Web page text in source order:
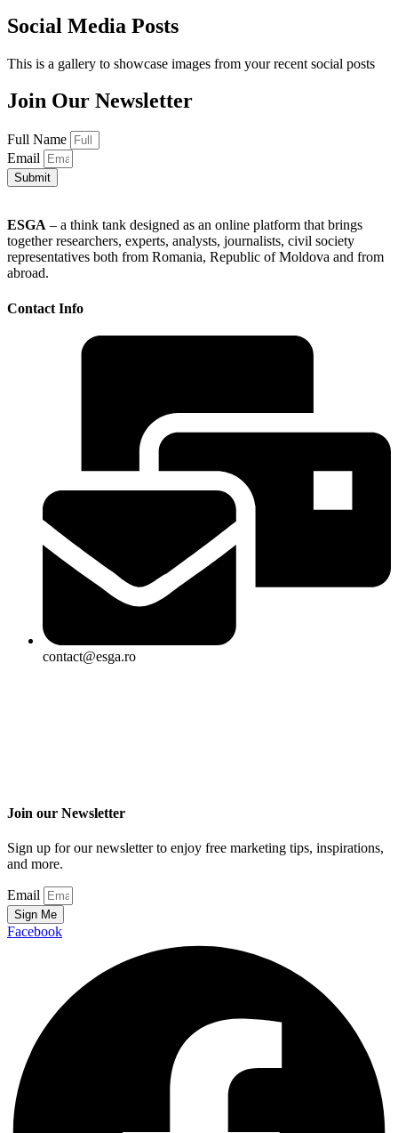
Social Media Posts
This is a gallery to showcase images from your recent social posts
Join Our Newsletter
Full Name
Email
Submit
ESGA – a think tank designed as an online platform that brings
together researchers, experts, analysts, journalists, civil society
representatives both from Romania, Republic of Moldova and from
abroad.
Contact Info
contact@esga.ro
Join our Newsletter
Sign up for our newsletter to enjoy free marketing tips, inspirations,
and more.
Email
Sign Me
Facebook